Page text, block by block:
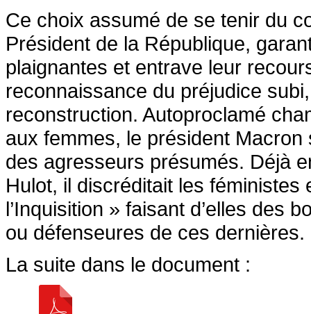
Ce choix assumé de se tenir du
Président de la République,
plaignantes et entrave leur
reconnaissance du préjudice
reconstruction. Autoproclamé
aux femmes, le président
des agresseurs présumés. Déjà
Hulot, il discréditait les
l’Inquisition » faisant d’elles des
ou défenseures de ces dernières.
La suite dans le document :